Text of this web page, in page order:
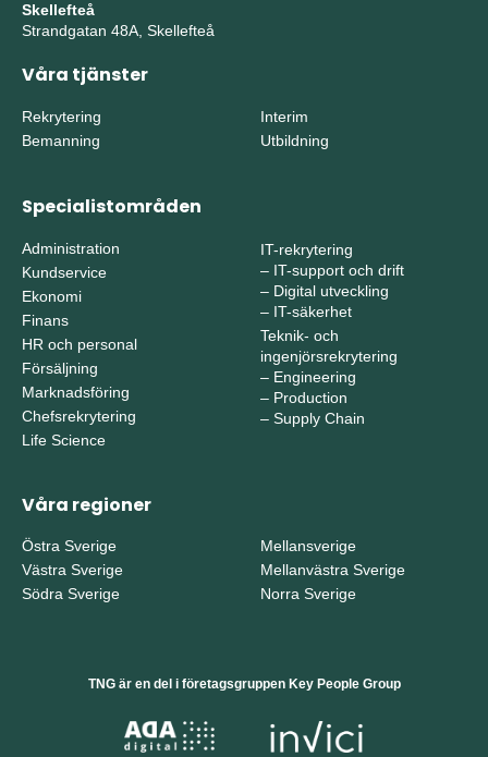
Skellefteå
Strandgatan 48A, Skellefteå
Våra tjänster
Rekrytering
Bemanning
Interim
Utbildning
Specialistområden
Administration
Kundservice
Ekonomi
Finans
HR och personal
Försäljning
Marknadsföring
Chefsrekrytering
Life Science
IT-rekrytering
– IT-support och drift
– Digital utveckling
– IT-säkerhet
Teknik- och
ingenjörsrekrytering
– Engineering
– Production
– Supply Chain
Våra regioner
Östra Sverige
Västra Sverige
Södra Sverige
Mellansverige
Mellanvästra Sverige
Norra Sverige
TNG är en del i företagsgruppen Key People Group